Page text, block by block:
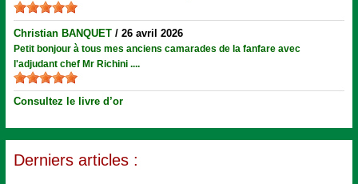
Christian BANQUET /26 avril 2026
Petit bonjour à tous mes anciens camarades de la fanfare avec
l'adjudant chef Mr Richini ....
Consultez le livre d’or
Derniers articles :